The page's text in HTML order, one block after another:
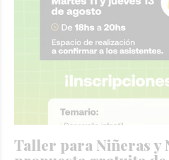
Taller para Niñeras y